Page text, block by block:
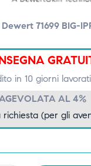
71699 BIG-
in 10 giorni
AL 4%
richiesta (per gli